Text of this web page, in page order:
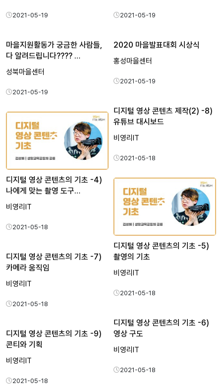
2021-05-19 2021-05-19
마을지원활동가 궁금한 사람들,
다 알려드립니다???? …
성북마을센터
2021-05-19
2020 마을발표대회 시상식
홍성마을센터
2021-05-19
디지털 영상 콘텐츠 제작(2) -8)
유튜브 대시보드
비영리IT
2021-05-18
디지털 영상 콘텐츠의 기초 -4)
나에게 맞는 촬영 도구…
비영리IT
2021-05-18
디지털 영상 콘텐츠의 기초 -5)
촬영의 기초
비영리IT
2021-05-18
디지털 영상 콘텐츠의 기초 -7)
카메라 움직임
비영리IT
2021-05-18
디지털 영상 콘텐츠의 기초 -6)
영상 구도
비영리IT
2021-05-18
디지털 영상 콘텐츠의 기초 -9)
콘티와 기획
비영리IT
2021-05-18